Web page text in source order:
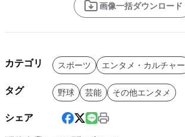
画像一括ダウンロード
カテゴリ スポーツ エンタメ・カルチャー
タグ 野球 芸能 その他エンタメ
シェア